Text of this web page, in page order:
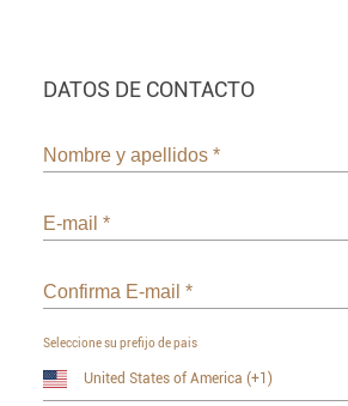
DATOS DE CONTACTO
Nombre y apellidos *
E-mail *
Confirma E-mail *
Seleccione su prefijo de pais